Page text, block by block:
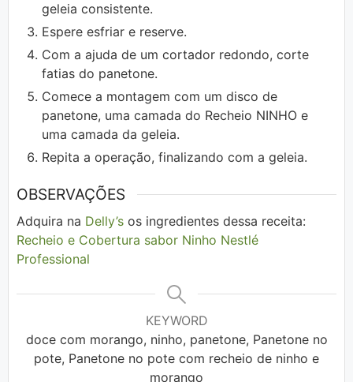
geleia consistente.
Espere esfriar e reserve.
Com a ajuda de um cortador redondo, corte
fatias do panetone.
Comece a montagem com um disco de
panetone, uma camada do Recheio NINHO e
uma camada da geleia.
Repita a operação, finalizando com a geleia.
OBSERVAÇÕES
Adquira na Delly’s os ingredientes dessa receita:
Recheio e Cobertura sabor Ninho Nestlé
Professional
KEYWORD
doce com morango, ninho, panetone, Panetone no
pote, Panetone no pote com recheio de ninho e
morango